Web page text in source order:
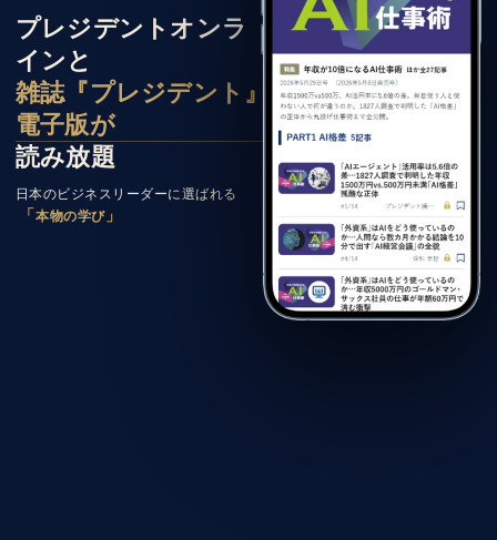
プレジデントオンラ
インと
雑誌『プレジデント』
電子版が
読み放題
日本のビジネスリーダーに選ばれる
「 本物の学び 」